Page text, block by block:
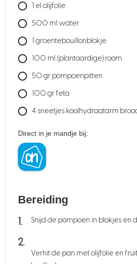
1 el olijfolie
500 ml water
1 groentebouillonblokje
100 ml (plantaardige) room
50 gr pompoenpitten
100 grfeta
4 sneetjes koolhydraatarm
Direct in je mandje bij:
Bereiding
Snijd de pompoen in blokjes en
Verhit de pan met olijfolie en